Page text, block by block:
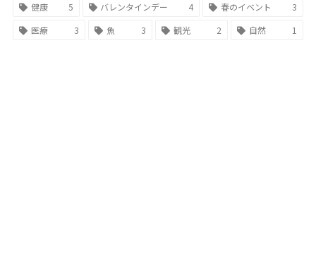
健康
5 バレンタインデー 4 春のイベント
3
医療
3 魚 3 観光 2 自然 1